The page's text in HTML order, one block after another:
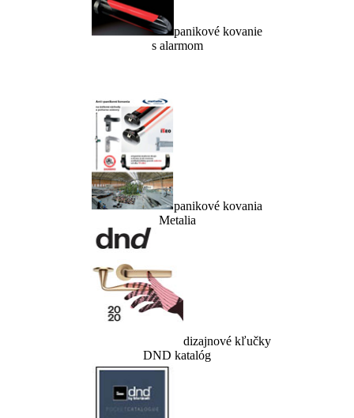
panikové kovanie
s alarmom
panikové kovania
Metalia
dizajnové kľučky
DND katalóg